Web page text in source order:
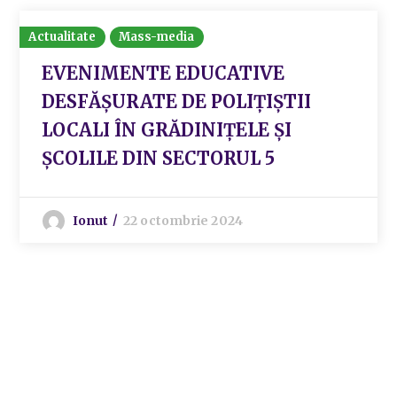
Actualitate Mass-media
EVENIMENTE EDUCATIVE
DESFĂȘURATE DE POLIȚIȘTII
LOCALI ÎN GRĂDINIȚELE ȘI
ȘCOLILE DIN SECTORUL 5
Ionut 22 octombrie 2024